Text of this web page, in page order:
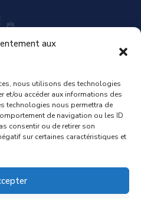
aux
nous utilisons des technologies
et/ou accéder aux informations des
technologies nous permettra de
de navigation ou les ID
consentir ou de retirer son
sur certaines caractéristiques et
| 14:00 – 17:00
| 14:00 – 17:00
légales